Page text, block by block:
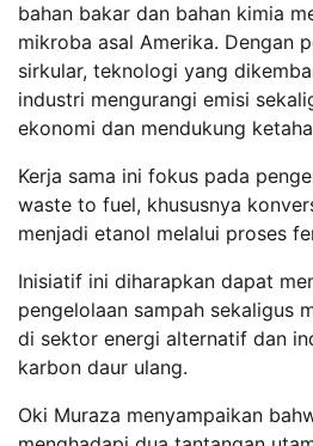
bahan bakar dan bahan kimia
mikroba asal Amerika. Dengan
sirkular, teknologi yang
industri mengurangi emisi
ekonomi dan mendukung
Kerja sama ini fokus pada
waste to fuel, khususnya
menjadi etanol melalui proses
Inisiatif ini diharapkan dapat
pengelolaan sampah sekaligus
di sektor energi alternatif dan
karbon daur ulang.
Oki Muraza menyampaikan